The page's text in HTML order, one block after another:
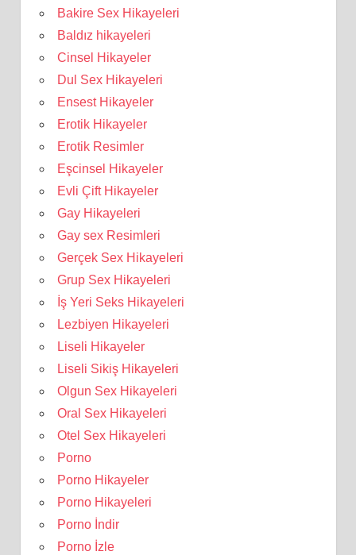
Bakire Sex Hikayeleri
Baldız hikayeleri
Cinsel Hikayeler
Dul Sex Hikayeleri
Ensest Hikayeler
Erotik Hikayeler
Erotik Resimler
Eşcinsel Hikayeler
Evli Çift Hikayeler
Gay Hikayeleri
Gay sex Resimleri
Gerçek Sex Hikayeleri
Grup Sex Hikayeleri
İş Yeri Seks Hikayeleri
Lezbiyen Hikayeleri
Liseli Hikayeler
Liseli Sikiş Hikayeleri
Olgun Sex Hikayeleri
Oral Sex Hikayeleri
Otel Sex Hikayeleri
Porno
Porno Hikayeler
Porno Hikayeleri
Porno İndir
Porno İzle